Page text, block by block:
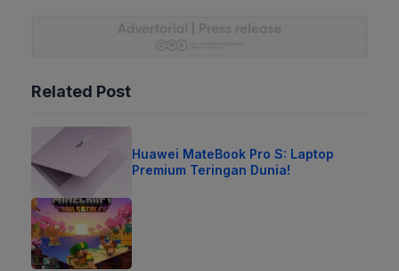
Related Post
Huawei MateBook Pro S: Laptop
Premium Teringan Dunia!